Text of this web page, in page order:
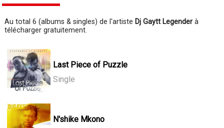
Au total 6 (albums & singles) de l'artiste Dj Gaytt Legender à
télécharger gratuitement.
Last Piece of Puzzle
Single
N'shike Mkono